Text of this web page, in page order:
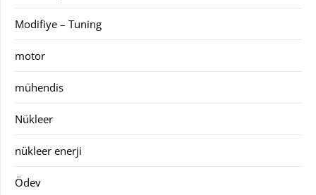
Modifiye – Tuning
motor
mühendis
Nükleer
nükleer enerji
Ödev